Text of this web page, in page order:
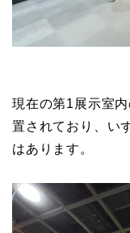
現在の第1展示室
置されており、い
はあります。